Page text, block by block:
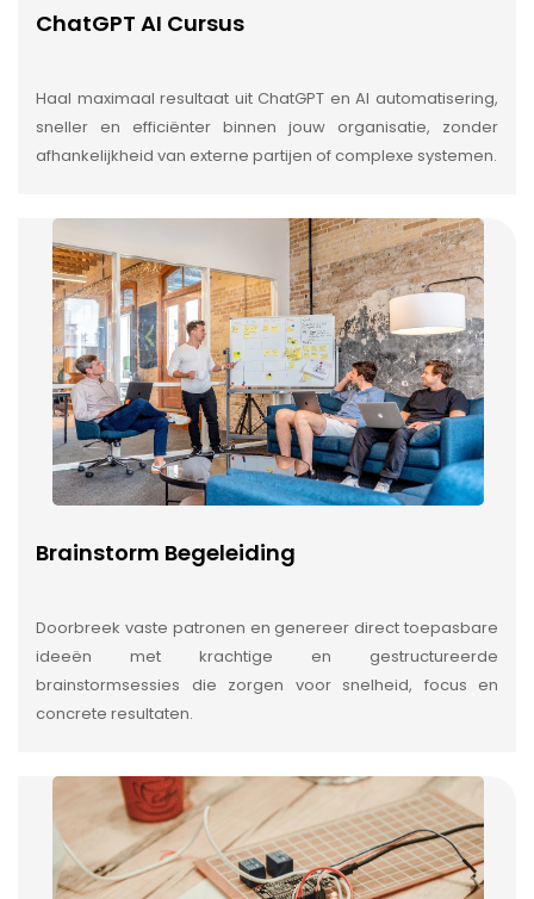
ChatGPT AI Cursus
Haal maximaal resultaat uit ChatGPT en AI automatisering,
sneller en efficiënter binnen jouw organisatie, zonder
afhankelijkheid van externe partijen of complexe systemen.
Brainstorm Begeleiding
Doorbreek vaste patronen en genereer direct toepasbare
ideeën met krachtige en gestructureerde
brainstormsessies die zorgen voor snelheid, focus en
concrete resultaten.